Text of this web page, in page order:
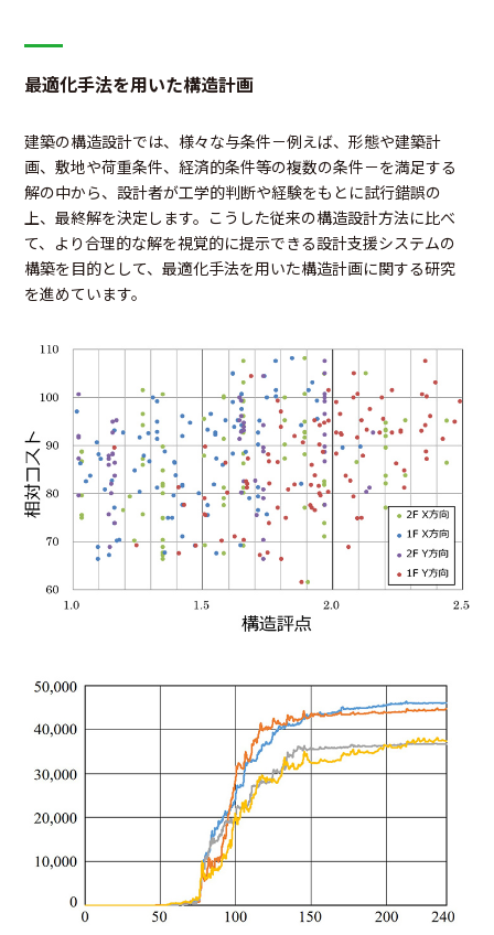
最適化手法を用いた構造計画
建築の構造設計では、様々な与条件－例えば、形態や建築計
画、敷地や荷重条件、経済的条件等の複数の条件－を満足する
解の中から、設計者が工学的判断や経験をもとに試行錯誤の
上、最終解を決定します。こうした従来の構造設計方法に比べ
て、より合理的な解を視覚的に提示できる設計支援システムの
構築を目的として、最適化手法を用いた構造計画に関する研究
を進めています。